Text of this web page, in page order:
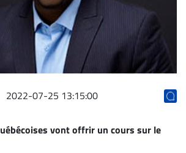
2022-07-25 13:15:00
vont offrir un cours sur le